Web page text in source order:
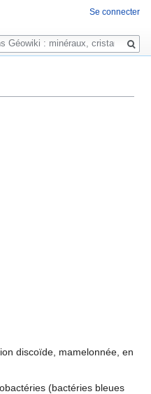
discoïde, mamelonnée, en
(bactéries bleues
Se connecter